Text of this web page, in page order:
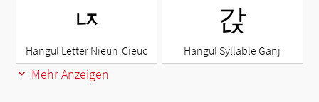
ㄵ
Hangul Letter Nieun-Cieuc
갅
Hangul Syllable Ganj
Mehr Anzeigen